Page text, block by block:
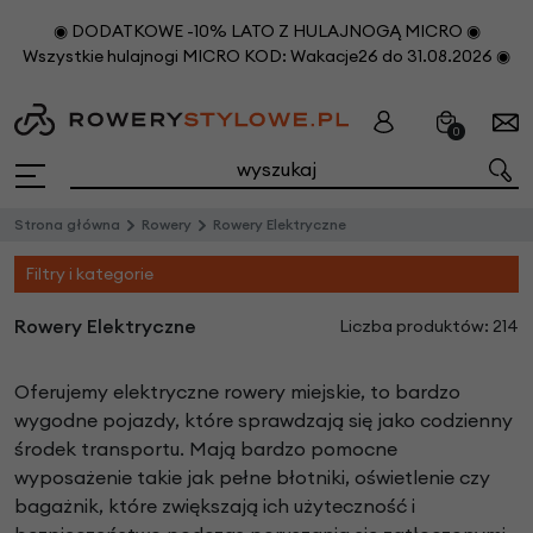
◉ DODATKOWE -10% LATO Z HULAJNOGĄ MICRO ◉
Wszystkie hulajnogi MICRO KOD: Wakacje26 do 31.08.2026 ◉
0
Strona główna Rowery Rowery Elektryczne
Filtry i kategorie
Rowery Elektryczne Liczba produktów: 214
Oferujemy elektryczne rowery miejskie, to bardzo
wygodne pojazdy, które sprawdzają się jako codzienny
środek transportu. Mają bardzo pomocne
wyposażenie takie jak pełne błotniki, oświetlenie czy
bagażnik, które zwiększają ich użyteczność i